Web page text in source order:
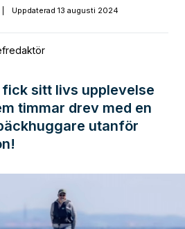
Uppdaterad 13 augusti 2024
sitt livs upplevelse
timmar drev med en
utanför